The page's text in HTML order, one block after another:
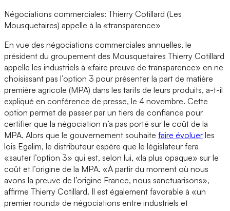
Négociations commerciales: Thierry Cotillard (Les
Mousquetaires) appelle à la «transparence»
En vue des négociations commerciales annuelles, le
président du groupement des Mousquetaires Thierry Cotillard
appelle les industriels à «faire preuve de transparence» en ne
choisissant pas l’option 3 pour présenter la part de matière
première agricole (MPA) dans les tarifs de leurs produits, a-t-il
expliqué en conférence de presse, le 4 novembre. Cette
option permet de passer par un tiers de confiance pour
certifier que la négociation n’a pas porté sur le coût de la
MPA. Alors que le gouvernement souhaite faire évoluer les
lois Egalim, le distributeur espère que le législateur fera
«sauter l’option 3» qui est, selon lui, «la plus opaque» sur le
coût et l’origine de la MPA. «À partir du moment où nous
avons la preuve de l’origine France, nous sanctuarisons»,
affirme Thierry Cotillard. Il est également favorable à «un
premier round» de négociations entre industriels et